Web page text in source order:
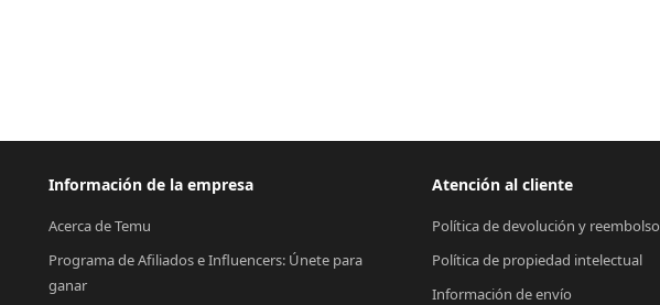
Información de la empresa
Acerca de Temu
Programa de Afiliados e Influencers: Únete para
ganar
Atención al cliente
Política de devolución y reembolso
Política de propiedad intelectual
Información de envío